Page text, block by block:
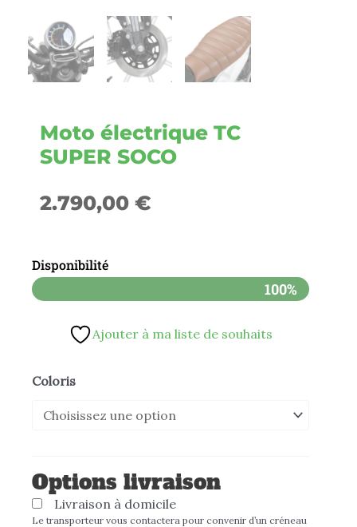
Moto électrique TC
SUPER SOCO
2.790,00 €
Disponibilité
100%
Ajouter à ma liste de souhaits
Coloris
Options livraison
Livraison à domicile
Le transporteur vous contactera pour convenir d’un créneau
quantité
Moto
TC
SUPER
SOCO